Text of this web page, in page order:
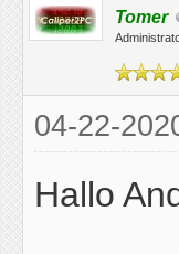
Tomer
04-22-
Hallo